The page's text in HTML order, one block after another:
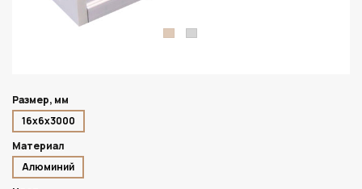
Размер, мм
16х6х3000
Материал
Алюминий